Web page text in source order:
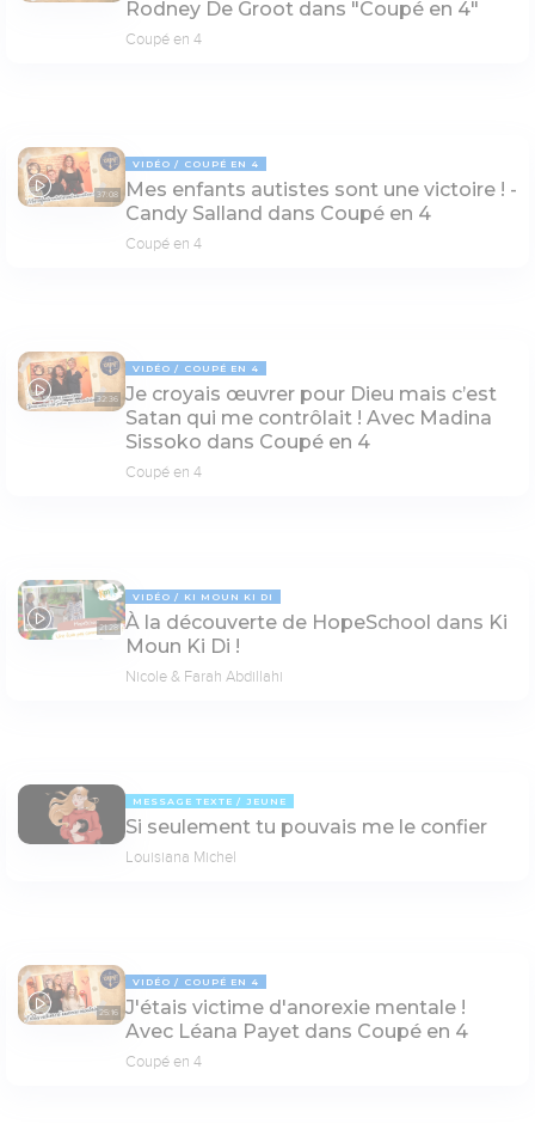
Rodney De Groot dans "Coupé en 4"
Coupé en 4
37:08
VIDÉO COUPÉ EN 4
Mes enfants autistes sont une victoire ! -
Candy Salland dans Coupé en 4
Coupé en 4
32:36
VIDÉO COUPÉ EN 4
Je croyais œuvrer pour Dieu mais c’est
Satan qui me contrôlait ! Avec Madina
Sissoko dans Coupé en 4
Coupé en 4
21:28
VIDÉO KI MOUN KI DI
À la découverte de HopeSchool dans Ki
Moun Ki Di !
Nicole & Farah Abdillahi
MESSAGE TEXTE JEUNE
Si seulement tu pouvais me le confier
Louisiana Michel
25:16
VIDÉO COUPÉ EN 4
J'étais victime d'anorexie mentale !
Avec Léana Payet dans Coupé en 4
Coupé en 4